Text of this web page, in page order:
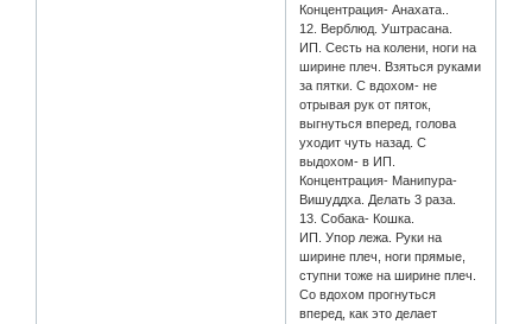
Концентрация- Анахата..
12. Верблюд. Уштрасана.
ИП. Сесть на колени, ноги на
ширине плеч. Взяться руками
за пятки. С вдохом- не
отрывая рук от пяток,
выгнуться вперед, голова
уходит чуть назад. С
выдохом- в ИП.
Концентрация- Манипура-
Вишуддха. Делать 3 раза.
13. Собака- Кошка.
ИП. Упор лежа. Руки на
ширине плеч, ноги прямые,
ступни тоже на ширине плеч.
Со вдохом прогнуться
вперед, как это делает